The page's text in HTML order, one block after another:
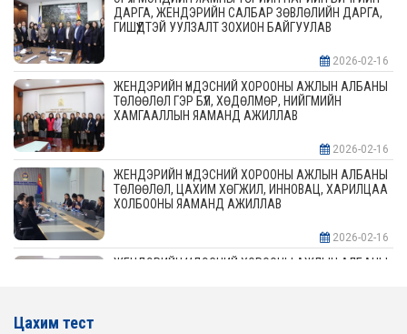
ДАРГА, ЖЕНДЭРИЙН САЛБАР ЗӨВЛӨЛИЙН ДАРГА,
ГИШҮҮДТЭЙ УУЛЗАЛТ ЗОХИОН БАЙГУУЛАВ
2026-02-16
ЖЕНДЭРИЙН ҮНДЭСНИЙ ХОРООНЫ АЖЛЫН АЛБАНЫ
ТӨЛӨӨЛӨЛ ГЭР БҮЛ, ХӨДӨЛМӨР, НИЙГМИЙН
ХАМГААЛЛЫН ЯАМАНД АЖИЛЛАВ
2026-02-16
ЖЕНДЭРИЙН ҮНДЭСНИЙ ХОРООНЫ АЖЛЫН АЛБАНЫ
ТӨЛӨӨЛӨЛ, ЦАХИМ ХӨГЖИЛ, ИННОВАЦ, ХАРИЛЦАА
ХОЛБООНЫ ЯАМАНД АЖИЛЛАВ
2026-02-16
ЖЕНДЭРИЙН ҮНДЭСНИЙ ХОРООНЫ АЖЛЫН АЛБАНЫ
Цахим тест